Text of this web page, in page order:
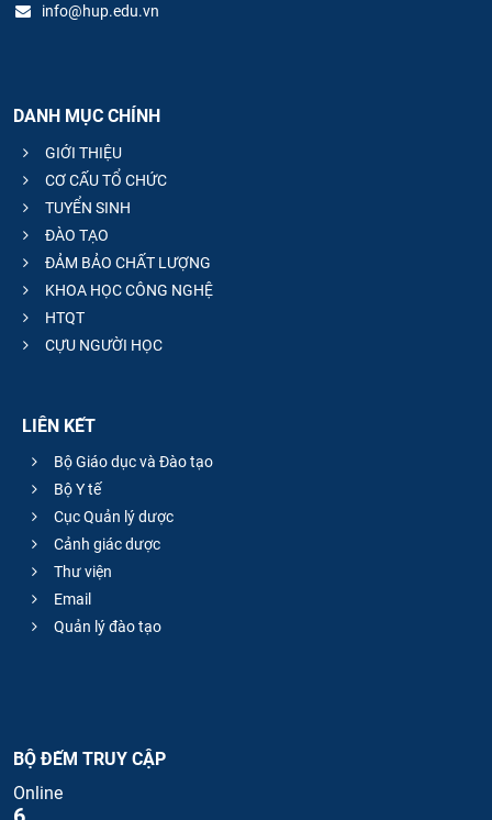
info@hup.edu.vn
DANH MỤC CHÍNH
GIỚI THIỆU
CƠ CẤU TỔ CHỨC
TUYỂN SINH
ĐÀO TẠO
ĐẢM BẢO CHẤT LƯỢNG
KHOA HỌC CÔNG NGHỆ
HTQT
CỰU NGƯỜI HỌC
LIÊN KẾT
Bộ Giáo dục và Đào tạo
Bộ Y tế
Cục Quản lý dược
Cảnh giác dược
Thư viện
Email
Quản lý đào tạo
BỘ ĐẾM TRUY CẬP
Online